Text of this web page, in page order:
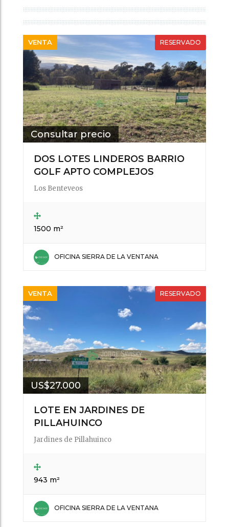
RESERVADO
VENTA
Consultar precio
DOS LOTES LINDEROS BARRIO
GOLF APTO COMPLEJOS
Los Benteveos
1500 m²
OFICINA SIERRA DE LA VENTANA
RESERVADO
VENTA
US$27.000
LOTE EN JARDINES DE
PILLAHUINCO
Jardines de Pillahuinco
943 m²
OFICINA SIERRA DE LA VENTANA